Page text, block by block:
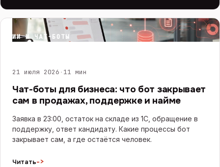
ИИ И ЧАТ-БОТЫ
21 июля 2026 · 11 мин
Чат-боты для бизнеса: что бот закрывает
сам в продажах, поддержке и найме
Заявка в 23:00, остаток на складе из 1С, обращение в
поддержку, ответ кандидату. Какие процессы бот
закрывает сам, а где остаётся человек.
Читать->